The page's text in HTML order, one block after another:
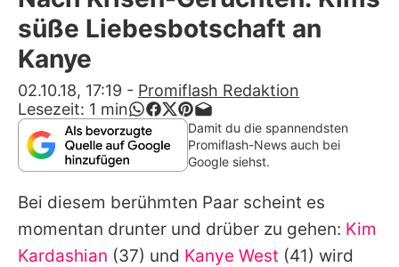
Alle Themen auf Promiflash
App runterladen
Team
Redaktionelle Richtlinien
Impressum
Datenschutzerklärung
süße Liebesbotschaft an
Kanye
02.10.18, 17:19 - Promiflash Redaktion
Lesezeit: 1 min
Damit du die spannendsten
Promiflash-News auch bei
Google siehst.
Bei diesem berühmten Paar scheint es
momentan drunter und drüber zu gehen: Kim
Kardashian (37) und Kanye West (41) wird